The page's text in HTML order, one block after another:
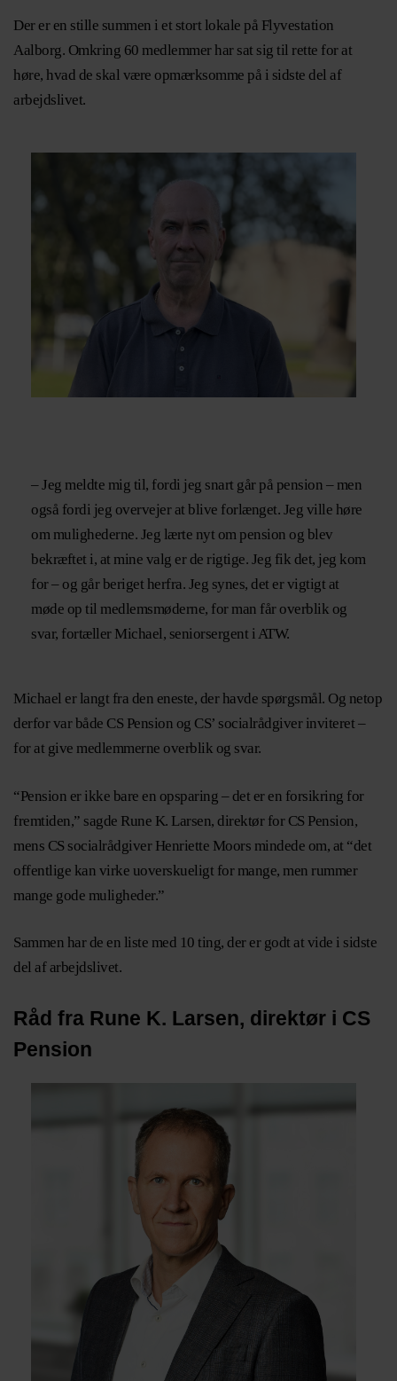
Der er en stille summen i et stort lokale på Flyvestation
Aalborg. Omkring 60 medlemmer har sat sig til rette for at
høre, hvad de skal være opmærksomme på i sidste del af
arbejdslivet.
– Jeg meldte mig til, fordi jeg snart går på pension – men
også fordi jeg overvejer at blive forlænget. Jeg ville høre
om mulighederne. Jeg lærte nyt om pension og blev
bekræftet i, at mine valg er de rigtige. Jeg fik det, jeg kom
for – og går beriget herfra. Jeg synes, det er vigtigt at
møde op til medlemsmøderne, for man får overblik og
svar, fortæller Michael, seniorsergent i ATW.
Michael er langt fra den eneste, der havde spørgsmål. Og netop
derfor var både CS Pension og CS’ socialrådgiver inviteret –
for at give medlemmerne overblik og svar.
“Pension er ikke bare en opsparing – det er en forsikring for
fremtiden,” sagde Rune K. Larsen, direktør for CS Pension,
mens CS socialrådgiver Henriette Moors mindede om, at “det
offentlige kan virke uoverskueligt for mange, men rummer
mange gode muligheder.”
Sammen har de en liste med 10 ting, der er godt at vide i sidste
del af arbejdslivet.
Råd fra Rune K. Larsen, direktør i CS
Pension